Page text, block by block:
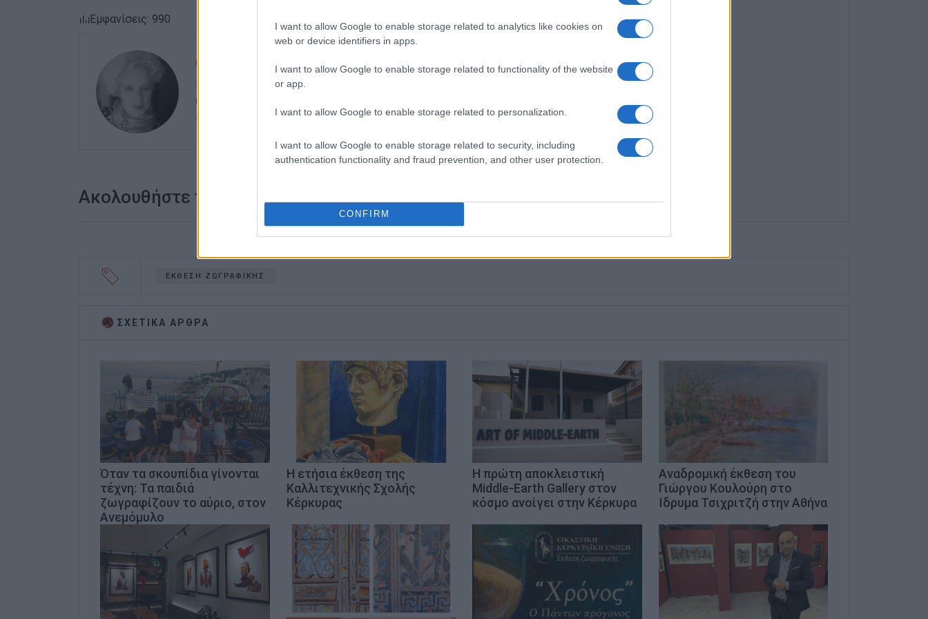
I want to allow Google to enable storage related to analytics like cookies on
web or device identifiers in apps.
I want to allow Google to enable storage related to functionality of the website
or app.
I want to allow Google to enable storage related to personalization.
I want to allow Google to enable storage related to security, including
authentication functionality and fraud prevention, and other user protection.
CONFIRM
Εμφανίσεις: 990
ΕΛΕΝΗ ΚΟΡΩΝΑΚΗ
Εργάζεται στις Εκδόσεις Ενημέρωση από το 1990 σε θέσεις υψηλής
ευθύνης. Ειδικεύεται στις δημόσιες σχέσεις, το ελεύθερο και το
καλλιτεχνικό ρεπορτάζ.
Ακολουθήστε το enimerosi στοFacebook
ΕΚΘΕΣΗ ΖΩΓΡΑΦΙΚΗΣ
ΣΧΕΤΙΚA AΡΘΡΑ
Όταν τα σκουπίδια γίνονται
τέχνη: Τα παιδιά
ζωγραφίζουν το αύριο, στον
Ανεμόμυλο
Η ετήσια έκθεση της
Καλλιτεχνικής Σχολής
Κέρκυρας
Η πρώτη αποκλειστική
Middle-Earth Gallery στον
κόσμο ανοίγει στην Κέρκυρα
Αναδρομική έκθεση του
Γιώργου Κουλούρη στο
Ίδρυμα Τσιχριτζή στην Αθήνα